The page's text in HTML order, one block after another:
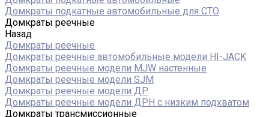
Домкраты подкатные автомобильные для СТО
Домкраты реечные
Назад
Домкраты реечные
Домкраты реечные автомобильные модели HI-JACK
Домкраты реечные модели MJW настенные
Домкраты реечные модели SJM
Домкраты реечные модели ДР
Домкраты реечные модели ДРН с низким подхватом
Домкраты трансмиссионные